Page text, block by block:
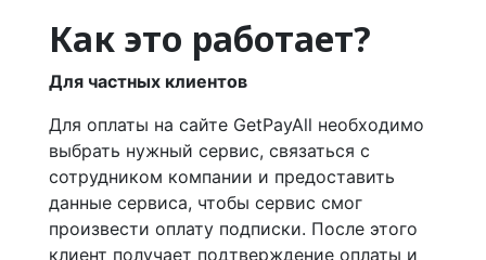
Как это работает?
Для частных клиентов
Для оплаты на сайте GetPayAll необходимо
выбрать нужный сервис, связаться с
сотрудником компании и предоставить
данные сервиса, чтобы сервис смог
произвести оплату подписки. После этого
клиент получает подтверждение оплаты и